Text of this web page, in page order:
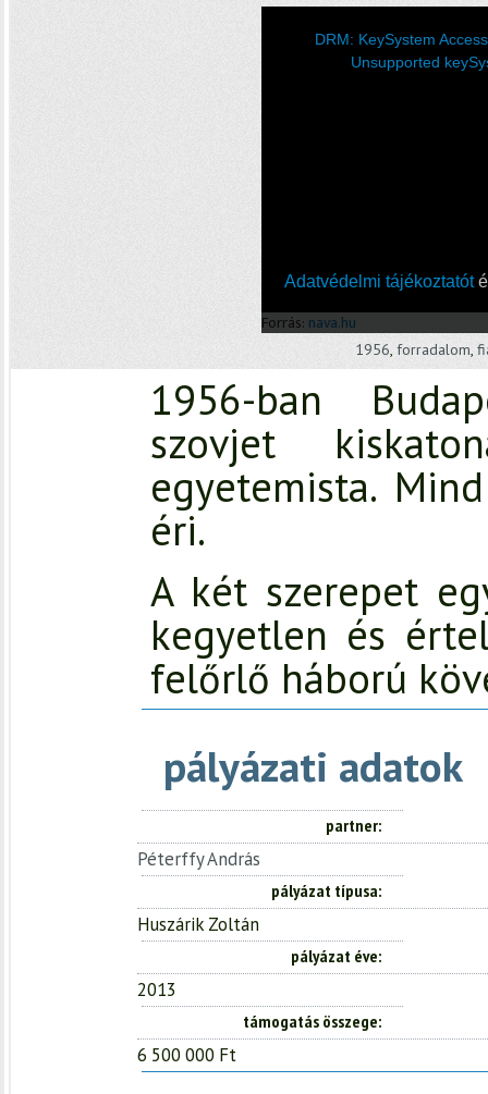
1956, forradalom,
1956-ban
szovjet
egyetemista.
éri.
A két szerepet
kegyetlen és
felőrlő háború
pályázati adatok
partner
Péterffy András
pályázat típusa
Huszárik Zoltán
pályázat éve
2013
támogatás összege
6 500 000 Ft